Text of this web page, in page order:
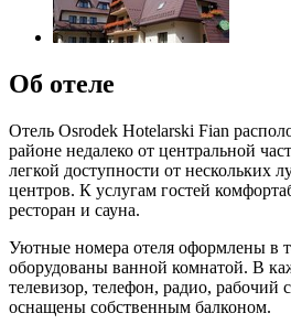
Об отеле
Отель Osrodek Hotelarski Fian
районе недалеко от центральной
легкой доступности от нескольких
центров. К услугам гостей
ресторан и сауна.
Уютные номера отеля оформлены в
оборудованы ванной комнатой. В
телевизор, телефон, радио, рабочий
оснащены собственным балконом.